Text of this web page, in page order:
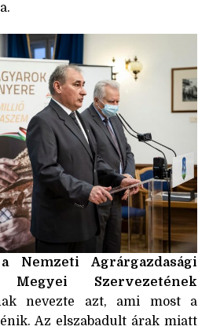
Nemzeti Agrárgazdasági
Szervezetének
nevezte azt, ami most a
Az elszabadult árak miatt